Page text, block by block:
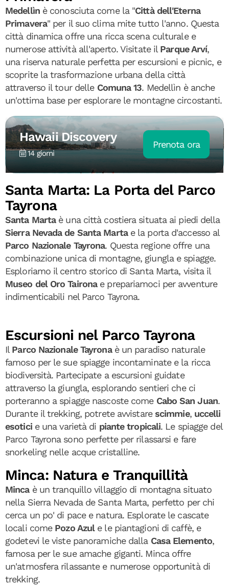
Medellìnè conosciuta come la "Città dell'Eterna
Primavera" per il suo clima mite tutto l'anno. Questa
città dinamica offre una ricca scena culturale e
numerose attività all'aperto. Visitate il Parque Arví,
una riserva naturale perfetta per escursioni e picnic, e
scoprite la trasformazione urbana della città
attraverso il tour delle Comuna 13. Medellìn è anche
un'ottima base per esplorare le montagne circostanti.
Hawaii Discovery
14 giorni
Prenota ora
Santa Marta: La Porta del Parco
Tayrona
Santa Martaè una città costiera situata ai piedi della
Sierra Nevada de Santa Martae la porta d'accesso al
Parco Nazionale Tayrona. Questa regione offre una
combinazione unica di montagne, giungla e spiagge.
Esploriamo il centro storico di Santa Marta, visita il
Museo del Oro Taironae prepariamoci per avventure
indimenticabili nel Parco Tayrona.
Escursioni nel Parco Tayrona
Il Parco Nazionale Tayronaè un paradiso naturale
famoso per le sue spiagge incontaminate e la ricca
biodiversità. Partecipate a escursioni guidate
attraverso la giungla, esplorando sentieri che ci
porteranno a spiagge nascoste come Cabo San Juan.
Durante il trekking, potrete avvistarescimmie, uccelli
esoticie una varietà di piante tropicali. Le spiagge del
Parco Tayrona sono perfette per rilassarsi e fare
snorkeling nelle acque cristalline.
Minca: Natura e Tranquillità
Mincaè un tranquillo villaggio di montagna situato
nella Sierra Nevada de Santa Marta, perfetto per chi
cerca un po' di pace e natura. Esplorate le cascate
locali come Pozo Azule le piantagioni di caffè, e
godetevi le viste panoramiche dalla Casa Elemento,
famosa per le sue amache giganti. Minca offre
un'atmosfera rilassante e numerose opportunità di
trekking.